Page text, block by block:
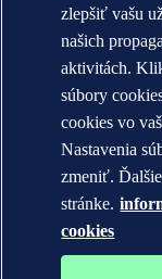
Zoznámte sa
Vyhlásenie o
Terms of Use
Copyright ©
Informácie o
zlepšiť vašu
našich
aktivitách.
súbory
cookies vo
Nastavenia
zmeniť.
stránke.
cookies